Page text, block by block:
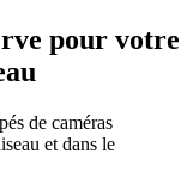
pour votre
de caméras
et dans le